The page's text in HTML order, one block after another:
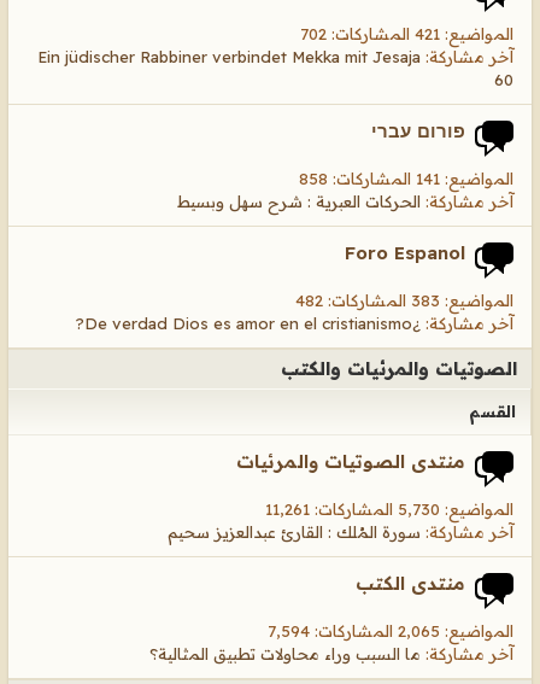
المواضيع: 421 المشاركات: 702
آخر مشاركة: Ein jüdischer Rabbiner verbindet Mekka mit Jesaja
60
פורום עברי
المواضيع: 141 المشاركات: 858
آخر مشاركة: الحركات العبرية : شرح سهل وبسيط
Foro Espanol
المواضيع: 383 المشاركات: 482
آخر مشاركة: ¿De verdad Dios es amor en el cristianismo?
الصوتيات والمرئيات والكتب
القسم
منتدى الصوتيات والمرئيات
المواضيع: 5,730 المشاركات: 11,261
آخر مشاركة: سورة المُلك : القارئ عبدالعزيز سحيم
منتدى الكتب
المواضيع: 2,065 المشاركات: 7,594
آخر مشاركة: ما السبب وراء محاولات تطبيق المثالية؟